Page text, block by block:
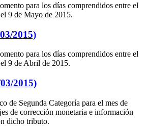
para los días comprendidos entre el
9 de Mayo de 2015.
2015)
para los días comprendidos entre el
9 de Abril de 2015.
2015)
de Segunda Categoría para el mes de
de corrección monetaria e información
dicho tributo.